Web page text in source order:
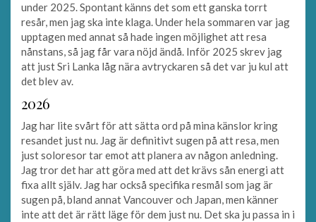
under 2025. Spontant känns det som ett ganska torrt
resår, men jag ska inte klaga. Under hela sommaren var jag
upptagen med annat så hade ingen möjlighet att resa
nånstans, så jag får vara nöjd ändå. Inför 2025 skrev jag
att just Sri Lanka låg nära avtryckaren så det var ju kul att
det blev av.
2026
Jag har lite svårt för att sätta ord på mina känslor kring
resandet just nu. Jag är definitivt sugen på att resa, men
just soloresor tar emot att planera av någon anledning.
Jag tror det har att göra med att det krävs sån energi att
fixa allt själv. Jag har också specifika resmål som jag är
sugen på, bland annat Vancouver och Japan, men känner
inte att det är rätt läge för dem just nu. Det ska ju passa in i